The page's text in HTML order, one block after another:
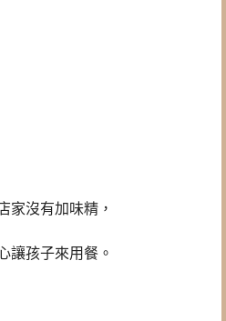
家沒有加味精，
讓孩子來用餐。